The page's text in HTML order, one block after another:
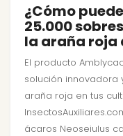
¿Cómo
25.000
la araña roja
El producto
solución
araña roja en tus
ácaros Neoseiulus